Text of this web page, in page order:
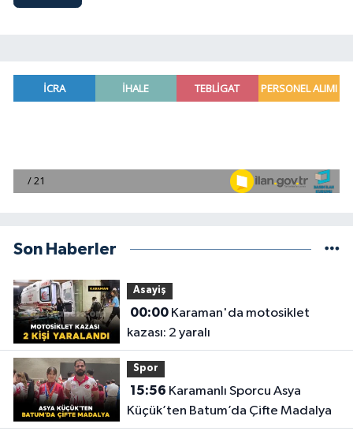
Son Haberler
Asayiş
00:00Karaman'da motosiklet
kazası: 2 yaralı
Spor
15:56
Küçük’ten Batum’da Çifte Madalya